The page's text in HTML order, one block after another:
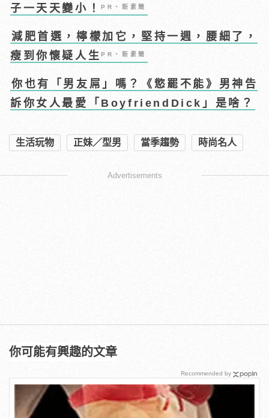
子一天天變小！PR・新素簡
減肥首選，檸檬加它，堅持一週，腰細了，
瘦到你懷疑人生PR・新素簡
你也有「男友屌」嗎？《慾罷不能》男神告
訴你女人最愛「BoyfriendDick」是啥？
生活玩物 正妹／型男 當季趨勢 時尚名人
Advertisements
你可能有興趣的文章
Recommended by